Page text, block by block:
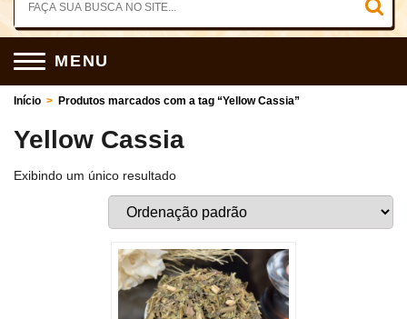
MENU
Início > Produtos marcados com a tag “Yellow Cassia”
Yellow Cassia
Exibindo um único resultado